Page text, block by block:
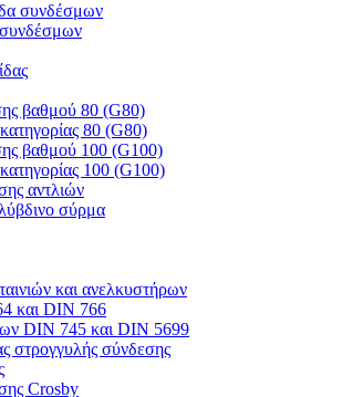
συνδέσμων
συνδέσμων
βαθμού 80 (G80)
80 (G80)
βαθμού 100 (G100)
100 (G100)
αντλιών
σύρμα
και ανελκυστήρων
και DIN 766
DIN 745 και DIN 5699
στρογγυλής σύνδεσης
Crosby